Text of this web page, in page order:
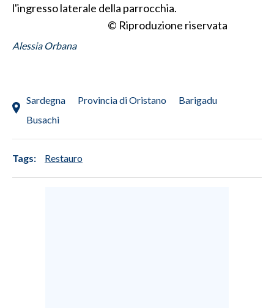
l'ingresso laterale della parrocchia.
© Riproduzione riservata
Alessia Orbana
Sardegna Provincia di Oristano
Barigadu
Busachi
Tags: Restauro